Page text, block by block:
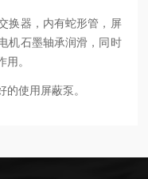
器，内有蛇形管，屏
机石墨轴承润滑，同时
。
使用屏蔽泵。